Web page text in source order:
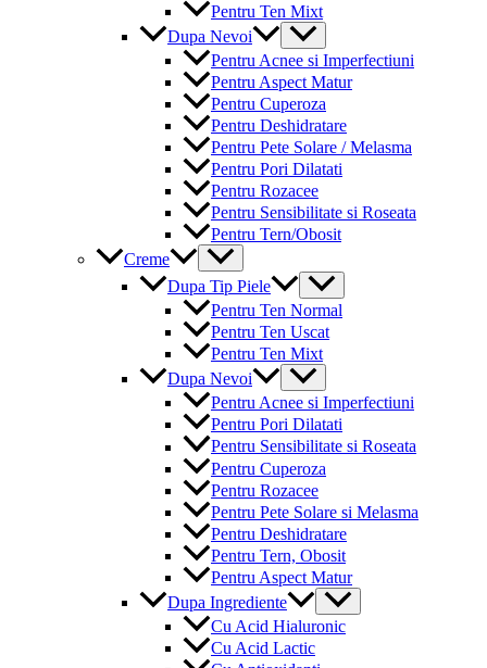
Pentru Ten Mixt
Dupa Nevoi
Menu
Toggle
Pentru Acnee si Imperfectiuni
Pentru Aspect Matur
Pentru Cuperoza
Pentru Deshidratare
Pentru Pete Solare / Melasma
Pentru Pori Dilatati
Pentru Rozacee
Pentru Sensibilitate si Roseata
Pentru Tern/Obosit
Creme
Menu
Toggle
Dupa Tip Piele
Menu
Toggle
Pentru Ten Normal
Pentru Ten Uscat
Pentru Ten Mixt
Dupa Nevoi
Menu
Toggle
Pentru Acnee si Imperfectiuni
Pentru Pori Dilatati
Pentru Sensibilitate si Roseata
Pentru Cuperoza
Pentru Rozacee
Pentru Pete Solare si Melasma
Pentru Deshidratare
Pentru Tern, Obosit
Pentru Aspect Matur
Dupa Ingrediente
Menu
Toggle
Cu Acid Hialuronic
Cu Acid Lactic